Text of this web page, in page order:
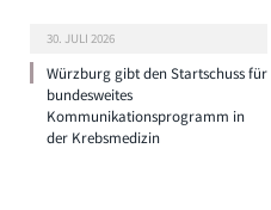
30. JULI 2026
Würzburg gibt den Startschuss für
bundesweites
Kommunikationsprogramm in
der Krebsmedizin